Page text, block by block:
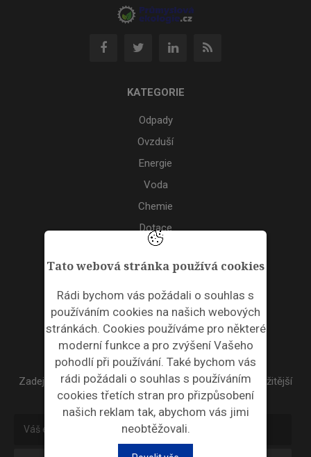
Tato webová stránka používá cookies
Rádi bychom vás požádali o souhlas s
používáním cookies na našich webových
stránkách. Cookies používáme pro některé
moderní funkce a pro zvýšení Vašeho
pohodlí při používání. Také bychom vás
rádi požádali o souhlas s používáním
cookies třetích stran pro přizpůsobení
našich reklam tak, abychom vás jimi
neobtěžovali.
KATEGORIE
Odpady
Ovzduší
Energie
Voda
Chemie
Dotace
Akce
ODPADNÍ PLASTY
NEWSLETTER
Zadejte váš email a my Vám budeme zasílat ty nejdůležitější
informace, maximálně 1x týdně.